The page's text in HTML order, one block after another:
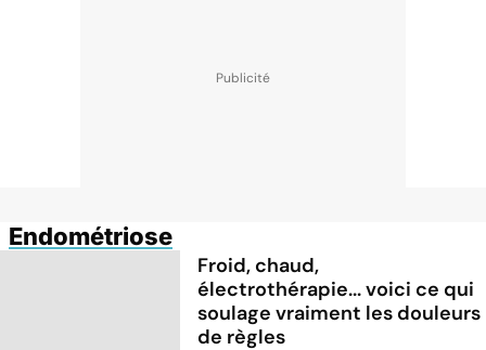
Endométriose
Froid, chaud,
électrothérapie... voici ce qui
soulage vraiment les douleurs
de règles